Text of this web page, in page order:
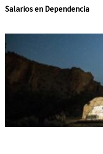
Salarios en Dependencia